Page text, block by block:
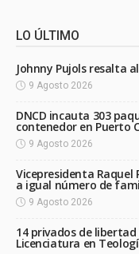
LO ÚLTIMO
Johnny Pujols resalta
9 Agosto 2026
DNCD incauta 303
contenedor en Puerto
9 Agosto 2026
Vicepresidenta
a igual número de
9 Agosto 2026
14 privados de
Licenciatura en